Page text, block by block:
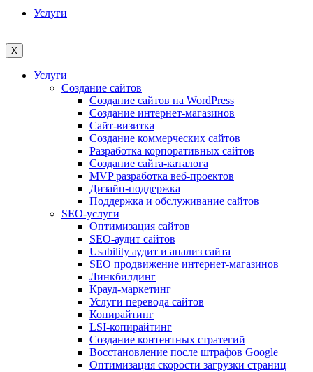
Услуги
X
Услуги
Создание сайтов
Создание сайтов на WordPress
Создание интернет-магазинов
Сайт-визитка
Создание коммерческих сайтов
Разработка корпоративных сайтов
Создание сайта-каталога
MVP разработка веб-проектов
Дизайн-поддержка
Поддержка и обслуживание сайтов
SEO-услуги
Оптимизация сайтов
SEO-аудит сайтов
Usability аудит и анализ сайта
SEO продвижение интернет-магазинов
Линкбилдинг
Крауд-маркетинг
Услуги перевода сайтов
Копирайтинг
LSI-копирайтинг
Создание контентных стратегий
Восстановление после штрафов Google
Оптимизация скорости загрузки страниц